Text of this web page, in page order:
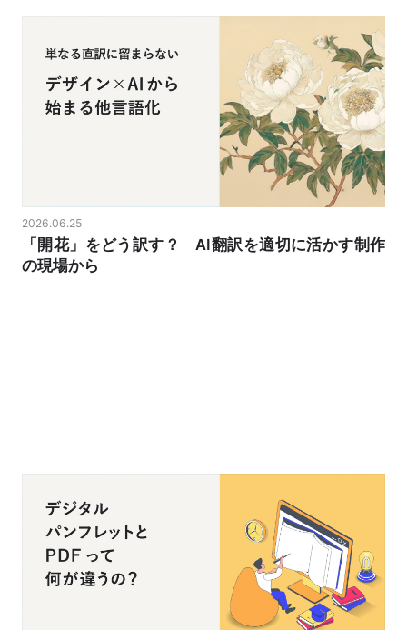
2026.06.25
「開花」をどう訳す？ AI翻訳を適切に活かす制作
の現場から